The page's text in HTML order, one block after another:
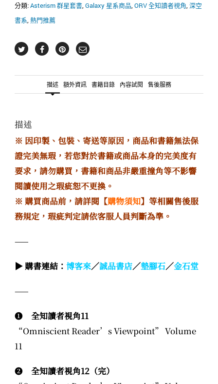
書
版
分類:Asterism 群星套書, Galaxy 星系商品, ORV 全知讀者視角, 深空
書系, 熱門推薦
描述 額外資訊 書籍目錄 內容試閱 售後服務
描述
※ 因印製、包裝、寄送等原因，商品和書籍無法保
證完美無瑕，若您對於書籍或商品本身的完美度有
要求，請勿購買，書籍和商品非嚴重撞角等不影響
閱讀使用之瑕疵恕不更換。
※ 購買商品前，請詳閱【購物須知】等相關售後服
務規定，瑕疵判定請依客服人員判斷為準。
——
▶ 購書連結： 博客來／誠品書店／墊腳石／金石堂
——
❶ 全知讀者視角11
“Omniscient Reader’s Viewpoint” Volume
11
❷ 全知讀者視角12（完）